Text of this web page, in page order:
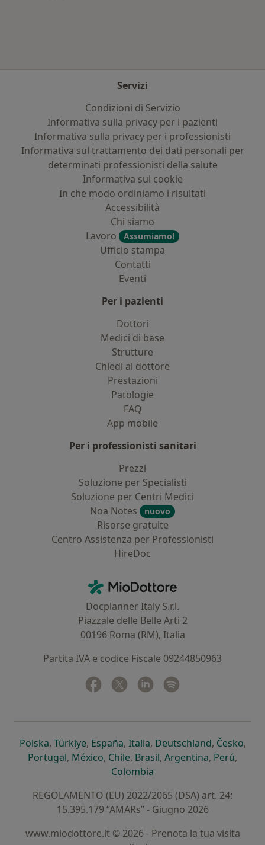
Servizi
Condizioni di Servizio
Informativa sulla privacy per i pazienti
Informativa sulla privacy per i professionisti
Informativa sul trattamento dei dati personali per
determinati professionisti della salute
Informativa sui cookie
In che modo ordiniamo i risultati
Accessibilità
Chi siamo
Lavoro
Assumiamo!
Ufficio stampa
Contatti
Eventi
Per i pazienti
Dottori
Medici di base
Strutture
Chiedi al dottore
Prestazioni
Patologie
FAQ
App mobile
Per i professionisti sanitari
Prezzi
Soluzione per Specialisti
Soluzione per Centri Medici
Noa Notes
nuovo
Risorse gratuite
Centro Assistenza per Professionisti
HireDoc
MioDottore - Homepage
Docplanner Italy S.r.l.
Piazzale delle Belle Arti 2
00196 Roma (RM), Italia
Partita IVA e codice Fiscale 09244850963
Facebook
si apre in una nuova scheda
Twitter
si apre in una nuova scheda
Linkedin
si apre in una nuova
Polskasi apre in una nuova scheda
, Türkiyesi apre in una nuova scheda
, Españasi apre in una nuova scheda
, Italiasi apre in una nuova
, Deutschlandsi apre in
, Českosi
,
Portugalsi apre in una nuova scheda
, Méxicosi apre in una nuova scheda
, Chilesi apre in una nuova scheda
, Brasilsi apre in una nuova
, Argentinasi apre in
, Perúsi
,
Colombia
REGOLAMENTO (EU) 2022/2065 (DSA) art. 24:
15.395.179 “AMARs” - Giugno 2026
www.miodottore.it © 2026 - Prenota la tua visita